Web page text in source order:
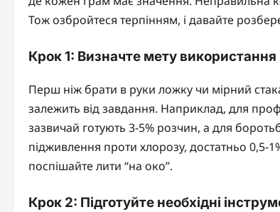
Тож озбройтеся терпінням, і давайте
Крок 1: Визначте мету використання
Перш ніж брати в руки ложку чи мірний
залежить від завдання. Наприклад, для
зазвичай готують 3-5% розчин, а для
підживлення проти хлорозу, достатньо
поспішайте лити “на око”.
Крок 2: Підготуйте необхідні